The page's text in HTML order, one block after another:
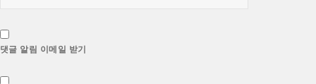
댓글 알림 이메일 받기